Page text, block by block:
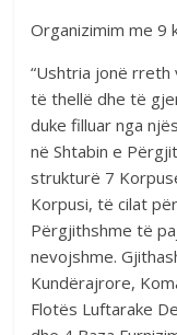
Organizimim me 9
“Ushtria jonë rreth
të thellë dhe të
duke filluar nga
në Shtabin e
strukturë 7
Korpusi, të cilat
Përgjithshme të
nevojshme.
Kundërajrore,
Flotës Luftarake